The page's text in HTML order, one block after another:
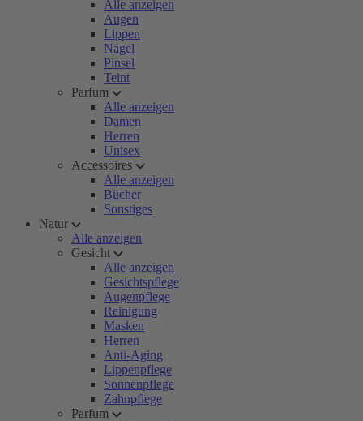
Alle anzeigen
Augen
Lippen
Nägel
Pinsel
Teint
Parfum
Alle anzeigen
Damen
Herren
Unisex
Accessoires
Alle anzeigen
Bücher
Sonstiges
Natur
Alle anzeigen
Gesicht
Alle anzeigen
Gesichtspflege
Augenpflege
Reinigung
Masken
Herren
Anti-Aging
Lippenpflege
Sonnenpflege
Zahnpflege
Parfum